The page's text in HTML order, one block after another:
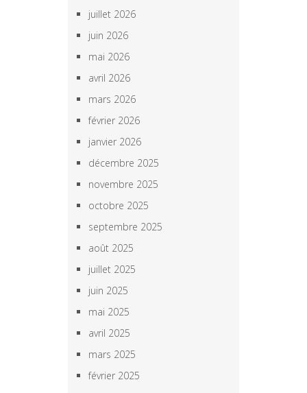
juillet 2026
juin 2026
mai 2026
avril 2026
mars 2026
février 2026
janvier 2026
décembre 2025
novembre 2025
octobre 2025
septembre 2025
août 2025
juillet 2025
juin 2025
mai 2025
avril 2025
mars 2025
février 2025